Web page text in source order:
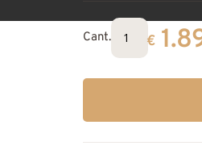
Cant. €